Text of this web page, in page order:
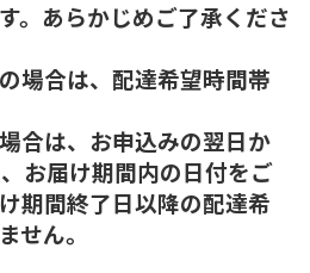
。あらかじめご了承くださ
場合は、配達希望時間帯
合は、お申込みの翌日か
お届け期間内の日付をご
期間終了日以降の配達希
せん。